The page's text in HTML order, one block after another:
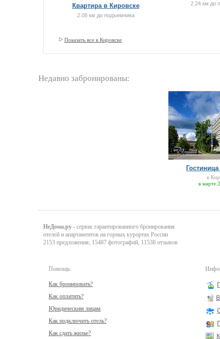
Квартира в Кировске
2.08 км до подъемника
2.24 км до
Показать все в Кировске
Недавно забронированы:
в
в марте
НеДома.ру - сервис гарантированного бронирования
отелей и апартаментов на горных курортах России
2153 предложения, 15487 фотографий, 11538 отзывов
Помощь:
Как бронировать?
Как оплатить?
Юридическим лицам
Как подключить отель?
Как сдать жилье?